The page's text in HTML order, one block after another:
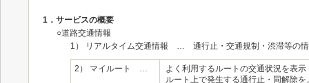
1．サービスの概要
○道路交通情報
1） リアルタイム交通情報 … 通行止・交通規制・渋滞等の情
2） マイルート …
よく利用するルートの交通状況を表示
ルート上で発生する通行止・同解除を